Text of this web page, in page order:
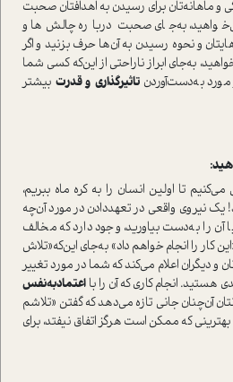
و ماهانه‌تان برای رسیدن به اهدافتان صحبت
به‌جای صحبت درباره چالش‌ها و
و نحوه رسیدن به آن‌ها حرف بزنید و اگر
به‌جای ابراز ناراحتی از این‌که کسی شما
به‌دست‌آوردن تاثیر‌گذاری و قدرتبیشتر
تا اولین انسان را به کره ماه ببریم،
یک نیروی واقعی در تعهد‌دادن در مورد آن‌چه
را به‌دست بیاورید، وجود دارد که مخالف
کار را انجام خواهم داد» به‌جای این‌که«تلاش
و دیگران اعلام می‌کند که شما در مورد تغییر
هستید. انجام کاری که آن را بااعتماد‌به‌نفس
آن‌چنان جانی تازه می‌دهد که گفتن «تلاشم
بهترینی که ممکن ا‌ست هرگز اتفاق نیفتد، برای